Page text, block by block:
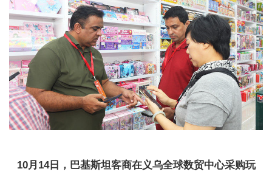
10月14日，巴基斯坦客商在义乌全球数贸中心采购玩